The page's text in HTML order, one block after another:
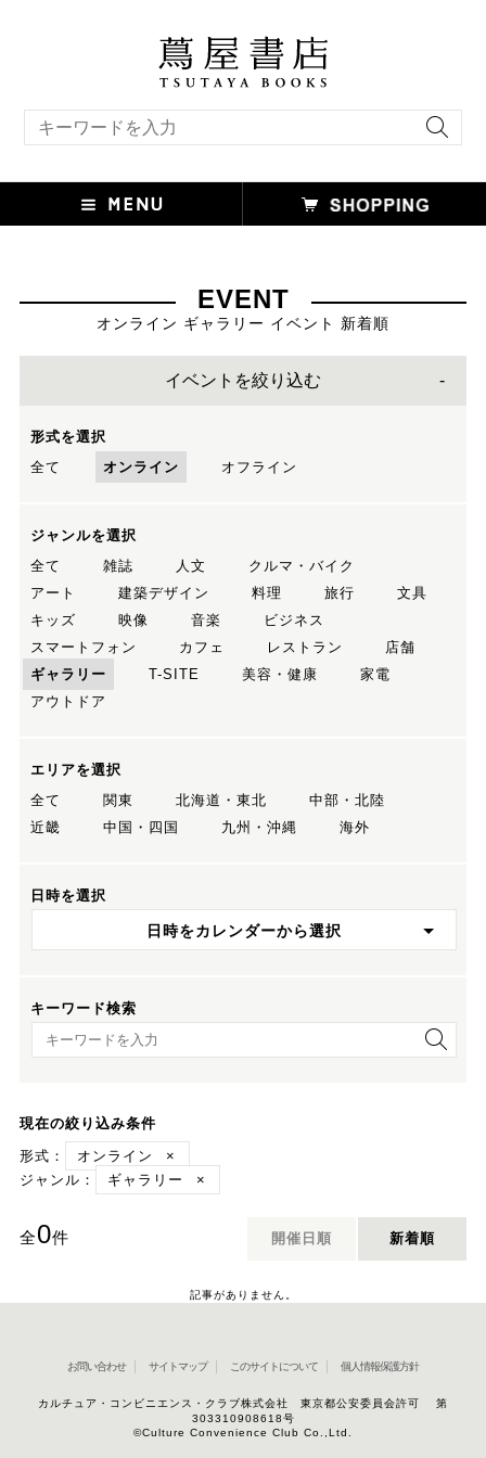
EVENT
オンライン ギャラリー イベント 新着順
イベントを絞り込む
形式を選択
全て
オンライン オフライン
ジャンルを選択
全て
雑誌 人文
クルマ・バイク
アート
建築デザイン 料理 旅行
文具
キッズ
映像 音楽
ビジネス
スマートフォン
カフェ レストラン
店舗
ギャラリー
T-SITE 美容・健康
家電
アウトドア
エリアを選択
全て
関東 北海道・東北
中部・北陸
近畿
中国・四国 九州・沖縄 海外
日時を選択
日時をカレンダーから選択
キーワード検索
キーワード検索
現在の絞り込み条件
形式：
オンライン
×
ジャンル：
ギャラリー ×
全0件 開催日順 新着順
記事がありません。
お問い合わせ サイトマップ このサイトについて 個人情報保護方針
カルチュア・コンビニエンス・クラブ株式会社 東京都公安委員会許可 第
303310908618号
©Culture Convenience Club Co.,Ltd.